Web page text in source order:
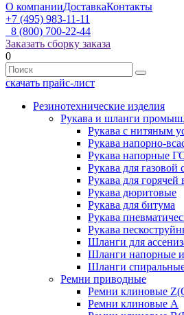
О компанииДоставкаКонтакты
+7 (495) 983-11-11
8 (800) 700-22-44
Заказать сборку заказа
0
скачать прайс-лист
Резинотехнические изделия
Рукава и шланги
Рукава с нитяным
Рукава напорно-
Рукава напорные
Рукава для газовой
Рукава для горячей
Рукава дюритовые
Рукава для битума
Рукава
Рукава
Шланги для
Шланги напорные
Шланги
Ремни приводные
Ремни клиновые
Ремни клиновые А